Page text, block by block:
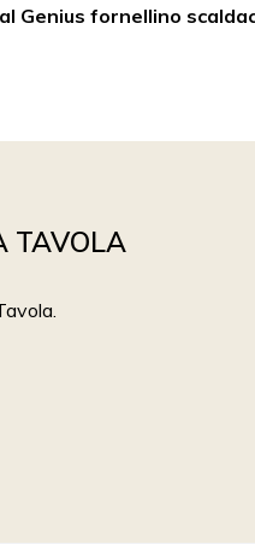
Genius fornellino
TAVOLA